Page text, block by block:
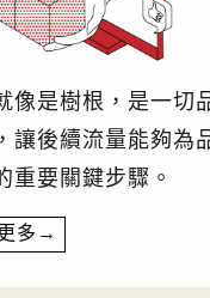
像是樹根，是一切
讓後續流量能夠為
重要關鍵步驟。
多→